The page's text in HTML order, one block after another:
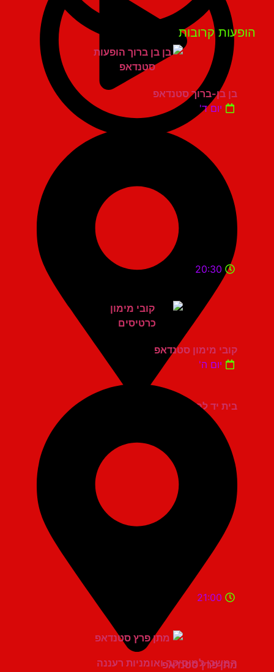
קרובות
בן בן-ברוך סטנדאפ
יום ד'
בית יד לבנים אשדוד
20:30
קובי מימון סטנדאפ
יום ה'
המשכן למוסיקה ואומניות רעננה
21:00
מתן פרץ סטנדאפ